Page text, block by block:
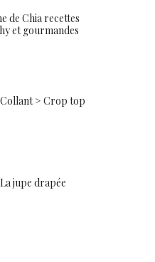
de Chia recettes
et gourmandes
> Crop top
jupe drapée